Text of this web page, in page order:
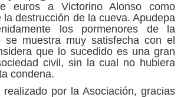
euros a Victorino Alonso como
la destrucción de la cueva. Apudepa
los pormenores de la
se muestra muy satisfecha con el
que lo sucedido es una gran
civil, sin la cual no hubiera
condena.
por la Asociación, gracias